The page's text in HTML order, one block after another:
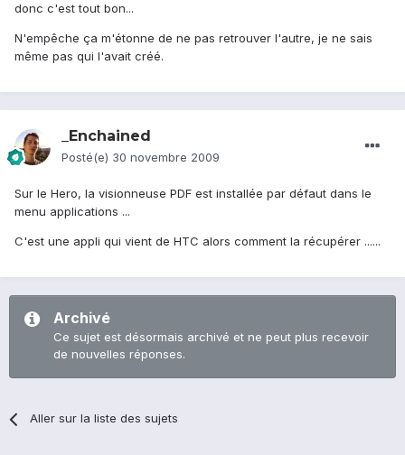
donc c'est tout bon...
N'empêche ça m'étonne de ne pas retrouver l'autre, je ne sais
même pas qui l'avait créé.
_Enchained
Posté(e) 30 novembre 2009
Sur le Hero, la visionneuse PDF est installée par défaut dans le
menu applications ...
C'est une appli qui vient de HTC alors comment la récupérer ......
Archivé
Ce sujet est désormais archivé et ne peut plus recevoir
de nouvelles réponses.
Aller sur la liste des sujets